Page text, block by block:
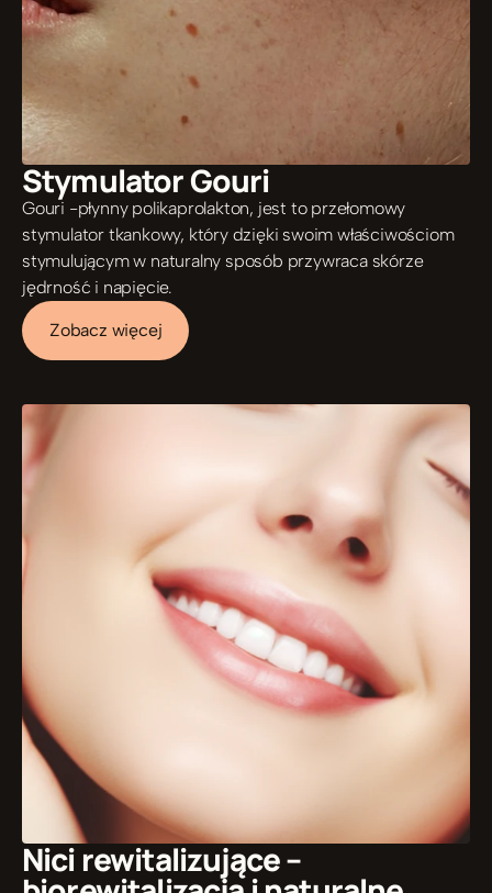
Stymulator Gouri
Gouri -płynny polikaprolakton, jest to przełomowy
stymulator tkankowy, który dzięki swoim właściwościom
stymulującym w naturalny sposób przywraca skórze
jędrność i napięcie.
Zobacz więcej
Nici rewitalizujące –